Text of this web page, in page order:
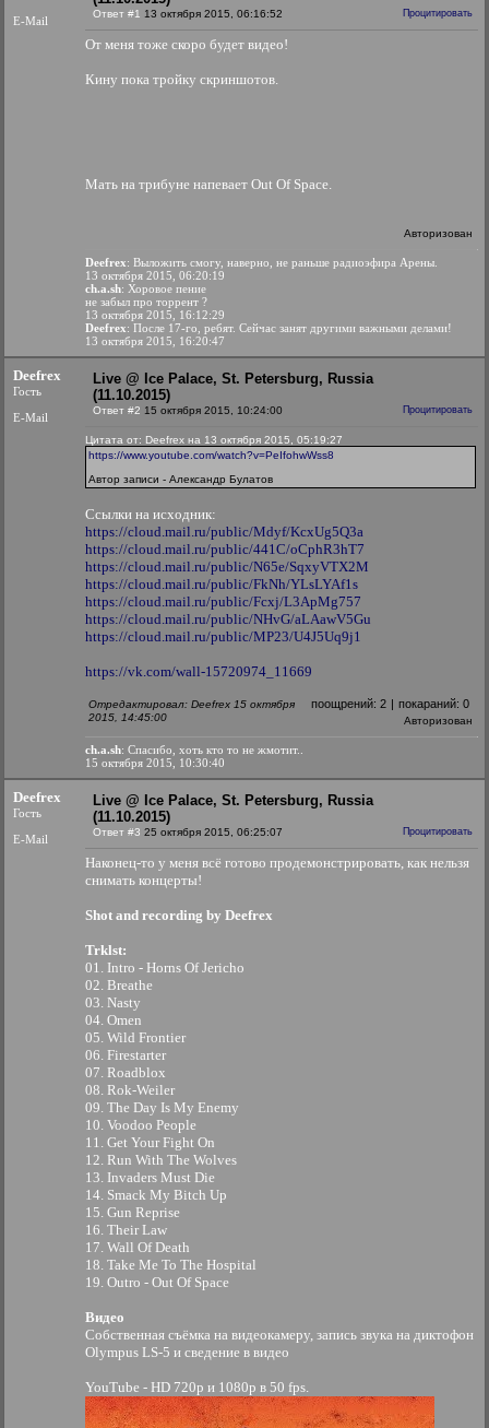
E-Mail
Ответ #1 13 октября 2015, 06:16:52 Процитировать
От меня тоже скоро будет видео!
Кину пока тройку скриншотов.
Мать на трибуне напевает Out Of Space.
Авторизован
Deefrex: Выложить смогу, наверно, не раньше радиоэфира Арены.
13 октября 2015, 06:20:19
ch.a.sh: Хоровое пение
не забыл про торрент ?
13 октября 2015, 16:12:29
Deefrex: После 17-го, ребят. Сейчас занят другими важными делами!
13 октября 2015, 16:20:47
Deefrex
Гость
E-Mail
Live @ Ice Palace, St. Petersburg, Russia
(11.10.2015)
Ответ #2 15 октября 2015, 10:24:00 Процитировать
Цитата от: Deefrex на 13 октября 2015, 05:19:27
https://www.youtube.com/watch?v=PeIfohwWss8
Автор записи - Александр Булатов
Ссылки на исходник:
https://cloud.mail.ru/public/Mdyf/KcxUg5Q3a
https://cloud.mail.ru/public/441C/oCphR3hT7
https://cloud.mail.ru/public/N65e/SqxyVTX2M
https://cloud.mail.ru/public/FkNh/YLsLYAf1s
https://cloud.mail.ru/public/Fcxj/L3ApMg757
https://cloud.mail.ru/public/NHvG/aLAawV5Gu
https://cloud.mail.ru/public/MP23/U4J5Uq9j1
https://vk.com/wall-15720974_11669
Отредактировал: Deefrex 15 октября
2015, 14:45:00
поощрений: 2 | покараний: 0
Авторизован
ch.a.sh: Спасибо, хоть кто то не жмотит..
15 октября 2015, 10:30:40
Deefrex
Гость
E-Mail
Live @ Ice Palace, St. Petersburg, Russia
(11.10.2015)
Ответ #3 25 октября 2015, 06:25:07 Процитировать
Наконец-то у меня всё готово продемонстрировать, как нельзя
снимать концерты!
Shot and recording by Deefrex
Trklst:
01. Intro - Horns Of Jericho
02. Breathe
03. Nasty
04. Omen
05. Wild Frontier
06. Firestarter
07. Roadblox
08. Rok-Weiler
09. The Day Is My Enemy
10. Voodoo People
11. Get Your Fight On
12. Run With The Wolves
13. Invaders Must Die
14. Smack My Bitch Up
15. Gun Reprise
16. Their Law
17. Wall Of Death
18. Take Me To The Hospital
19. Outro - Out Of Space
Видео
Собственная съёмка на видеокамеру, запись звука на диктофон
Olympus LS-5 и сведение в видео
YouTube - HD 720p и 1080p в 50 fps.